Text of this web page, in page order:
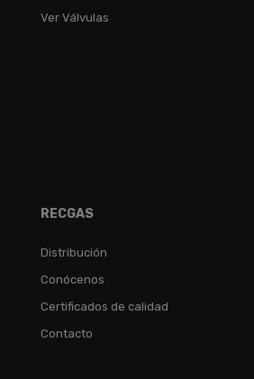
Ver Válvulas
RECGAS
Distribución
Conócenos
Certificados de calidad
Contacto